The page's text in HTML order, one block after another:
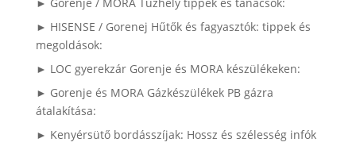
► HISENSE / Gorenej Hűtők és fagyasztók: tippek és
megoldások:
► LOC gyerekzár Gorenje és MORA készülékeken:
► Gorenje és MORA Gázkészülékek PB gázra
átalakítása:
► Kenyérsütő bordásszíjak: Hossz és szélesség infók